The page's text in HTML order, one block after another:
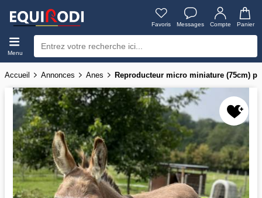
Favoris Messages Compte Panier
Menu
Accueil Annonces Anes Reproducteur micro miniature (75cm)